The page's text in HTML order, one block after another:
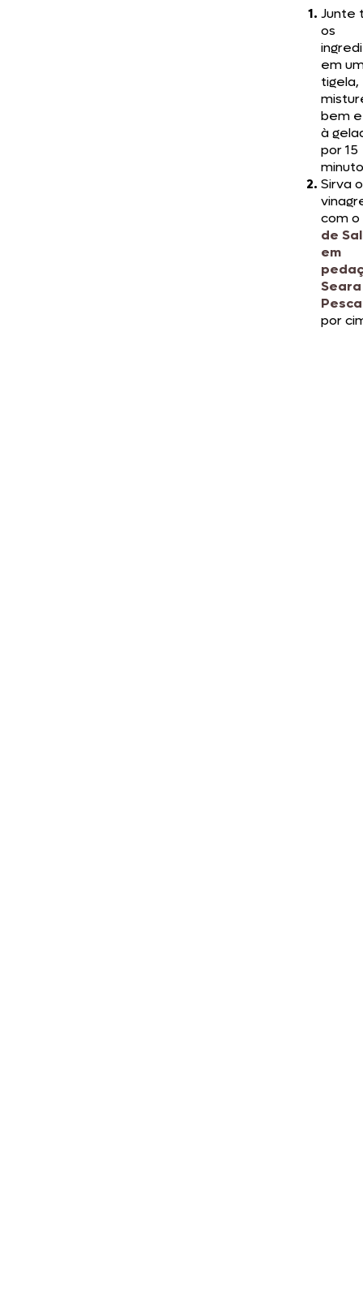
Junte
os
em
tigela,
bem
à
por 15
Sirva o
com o
de
em
Seara
por